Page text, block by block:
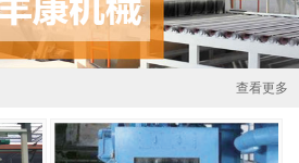
查看更多